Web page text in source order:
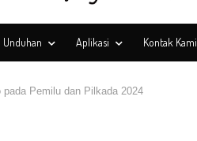
Unduhan Aplikasi Kontak Kami
Pemilu dan Pilkada 2024